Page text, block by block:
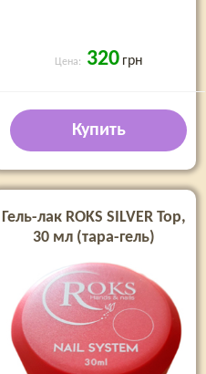
Цена: 320 грн
Купить
Гель-лак ROKS SILVER Top,
30 мл (тара-гель)